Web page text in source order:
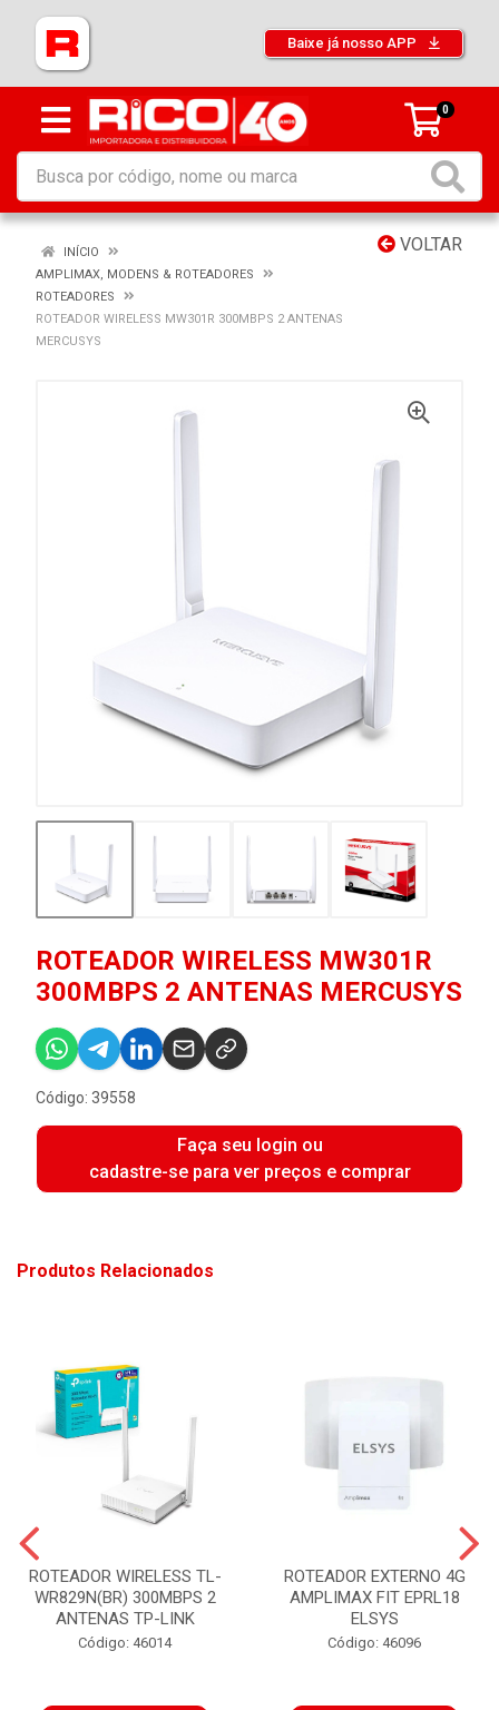
Baixe já nosso APP
0
VOLTAR
INÍCIO
AMPLIMAX, MODENS & ROTEADORES
ROTEADORES
ROTEADOR WIRELESS MW301R 300MBPS 2 ANTENAS
MERCUSYS
ROTEADOR WIRELESS MW301R
300MBPS 2 ANTENAS MERCUSYS
Código: 39558
Faça seu login ou
cadastre-se para ver preços e comprar
Produtos Relacionados
ROTEADOR WIRELESS TL-
WR829N(BR) 300MBPS 2
ANTENAS TP-LINK
Código: 46014
ROTEADOR EXTERNO 4G
AMPLIMAX FIT EPRL18
ELSYS
Código: 46096